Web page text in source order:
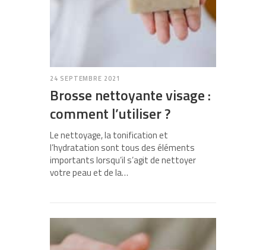
24 SEPTEMBRE 2021
Brosse nettoyante visage :
comment l’utiliser ?
Le nettoyage, la tonification et
l’hydratation sont tous des éléments
importants lorsqu’il s’agit de nettoyer
votre peau et de la…